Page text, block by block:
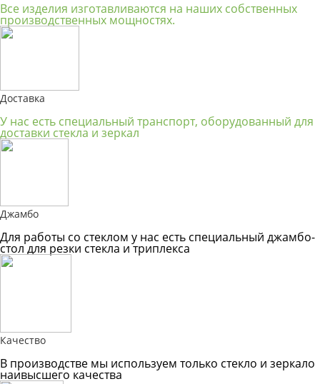
Все изделия изготавливаются на наших собственных
производственных мощностях.
Доставка
У нас есть специальный транспорт, оборудованный для
доставки стекла и зеркал
Джамбо
Для работы со стеклом у нас есть специальный джамбо-
стол для резки стекла и триплекса
Качество
В производстве мы используем только стекло и зеркало
наивысшего качества